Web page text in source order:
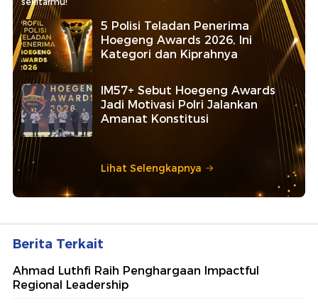
5 Polisi Teladan Penerima
Hoegeng Awards 2026, Ini
Kategori dan Kiprahnya
IM57+ Sebut Hoegeng Awards
Jadi Motivasi Polri Jalankan
Amanat Konstitusi
Lihat Selengkapnya
Berita Terkait
Ahmad Luthfi Raih Penghargaan Impactful
Regional Leadership